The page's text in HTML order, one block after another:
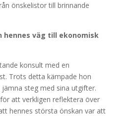
önskelistor till brinnande
hennes väg till ekonomisk
konsult med en
Trots detta kämpade hon
steg med sina utgifter.
att verkligen reflektera över
hennes största önskan var att